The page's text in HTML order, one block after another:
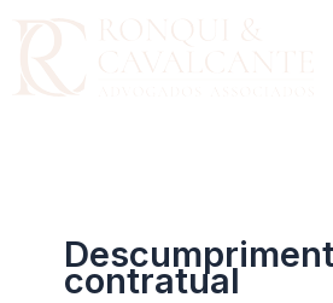
contratual